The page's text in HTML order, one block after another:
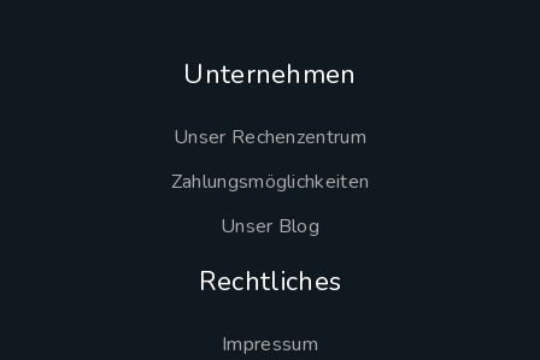
Unternehmen
Unser Rechenzentrum
Zahlungsmöglichkeiten
Unser Blog
Rechtliches
Impressum